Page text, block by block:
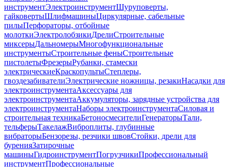
инструментЭлектроинструментШуруповерты,
гайковертыШлифмашиныЦиркулярные, сабельные
пилыПерфораторы, отбойные
молоткиЭлектролобзикиДрелиСтроительные
миксерыДальномерыМногофункциональные
инструментыСтроительные феныСтроительные
пистолетыФрезерыРубанки, стамески
электрическиеКраскопультыСтеплеры,
гвоздезабивателиЭлектрические ножницы, резакиНасадки для
электроинструментаАксессуары для
электроинструментаАккумуляторы, зарядные устройства для
электроинструментаНаборы электроинструментаСиловая и
строительная техникаБетоносмесителиГенераторыТали,
тельферыТакелажВиброплиты, глубинные
вибраторыБензорезы, резчики швовСтойки, дрели для
буренияЗатирочные
машиныГидроинструментПогрузчикиПрофессиональный
инструментПрофессиональные